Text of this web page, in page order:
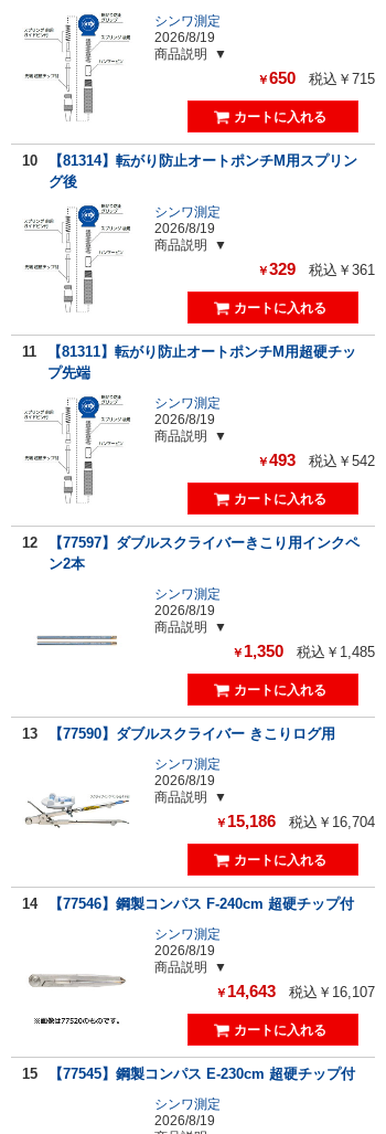
シンワ測定
2026/8/19
商品説明
￥650 税込￥715
10
【81314】転がり防止オートポンチM用スプリン
グ後
シンワ測定
2026/8/19
商品説明
￥329 税込￥361
11
【81311】転がり防止オートポンチM用超硬チッ
プ先端
シンワ測定
2026/8/19
商品説明
￥493 税込￥542
12
【77597】ダブルスクライバーきこり用インクペ
ン2本
シンワ測定
2026/8/19
商品説明
￥ 1,350 税込￥1,485
13 【77590】ダブルスクライバー きこりログ用
シンワ測定
2026/8/19
商品説明
￥ 15,186 税込￥16,704
14 【77546】鋼製コンパス F-240cm 超硬チップ付
シンワ測定
2026/8/19
商品説明
￥ 14,643 税込￥16,107
15 【77545】鋼製コンパス E-230cm 超硬チップ付
シンワ測定
2026/8/19